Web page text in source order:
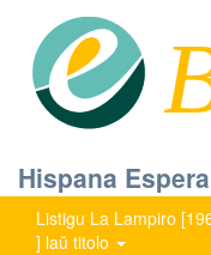
Hispana
Listigu La Lampiro
] laŭ titolo